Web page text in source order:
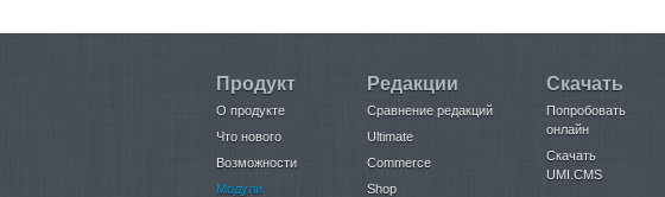
Продукт
О продукте
Что нового
Возможности
Модули
Редакции
Сравнение редакций
Ultimate
Commerce
Shop
Скачать
Попробовать
онлайн
Скачать
UMI.CMS